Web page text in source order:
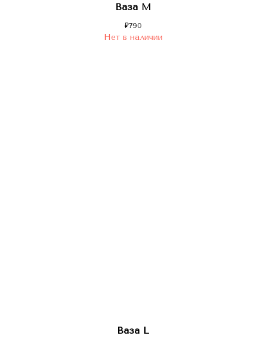
Ваза M
₽790
Нет в наличии
Ваза L